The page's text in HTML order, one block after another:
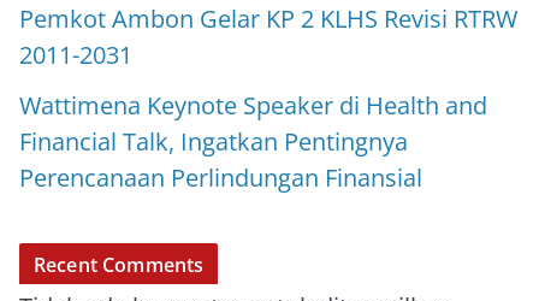
Pemkot Ambon Gelar KP 2 KLHS Revisi RTRW
2011-2031
Wattimena Keynote Speaker di Health and
Financial Talk, Ingatkan Pentingnya
Perencanaan Perlindungan Finansial
Recent Comments